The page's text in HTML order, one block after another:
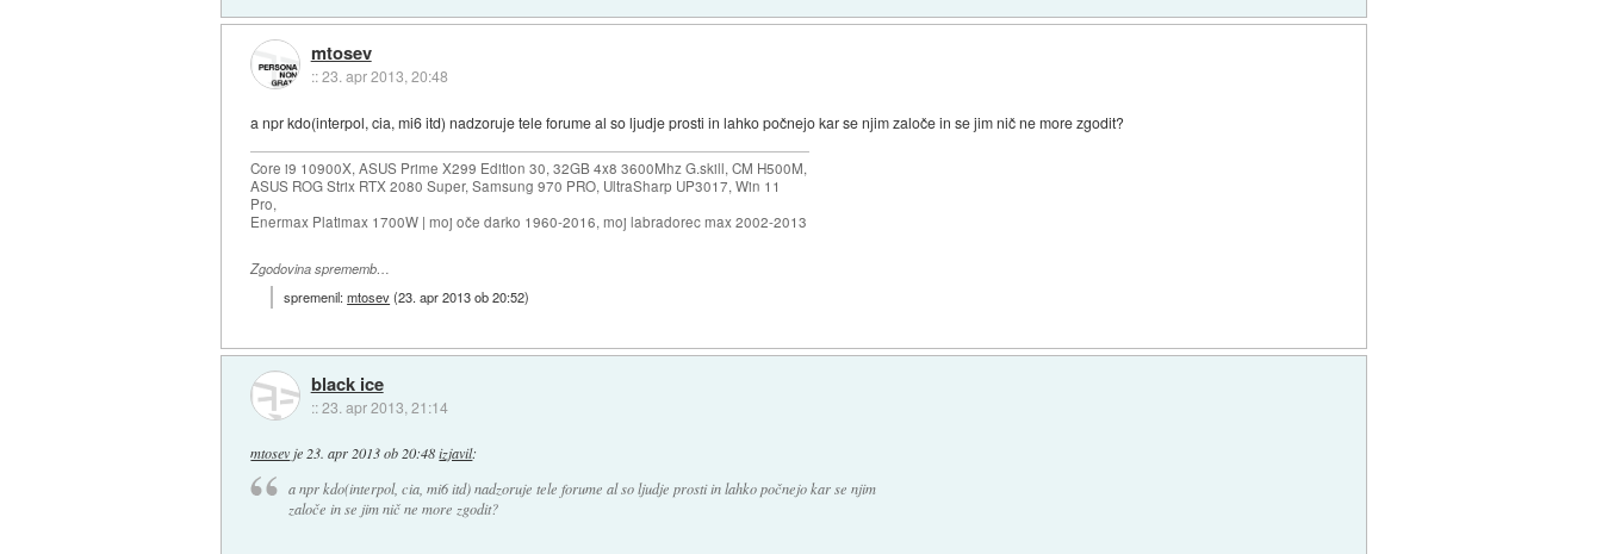
mtosev
::23. apr 2013, 20:48
a npr kdo(interpol, cia, mi6 itd) nadzoruje tele forume al so ljudje prosti in lahko počnejo kar se njim zaloče in se jim nič ne more zgodit?
Core i9 10900X, ASUS Prime X299 Edition 30, 32GB 4x8 3600Mhz G.skill, CM H500M,
ASUS ROG Strix RTX 2080 Super, Samsung 970 PRO, UltraSharp UP3017, Win 11
Pro,
Enermax Platimax 1700W | moj oče darko 1960-2016, moj labradorec max 2002-2013
Zgodovina sprememb…
spremenil:mtosev(23. apr 2013 ob 20:52)
black ice
::23. apr 2013, 21:14
mtosev je 23. apr 2013 ob 20:48 izjavil:
a npr kdo(interpol, cia, mi6 itd) nadzoruje tele forume al so ljudje prosti in lahko počnejo kar se njim
zaloče in se jim nič ne more zgodit?